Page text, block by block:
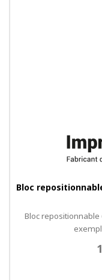
Bloc
Bloc